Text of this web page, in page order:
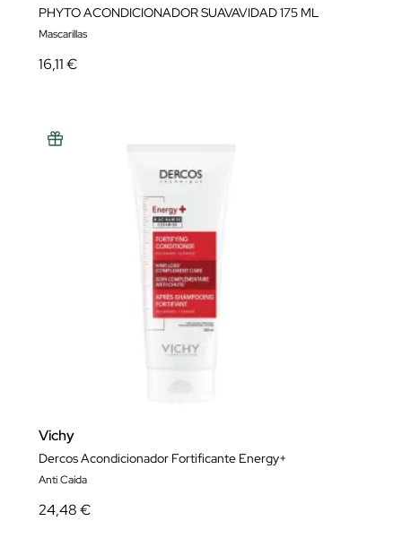
PHYTO ACONDICIONADOR SUAVAVIDAD 175 ML
Mascarillas
16,11 €
Vichy
Dercos Acondicionador Fortificante Energy+
Anti Caída
24,48 €